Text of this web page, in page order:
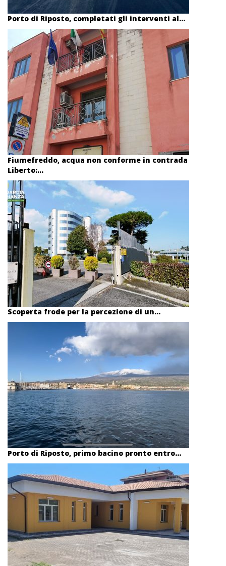
Porto di Riposto, completati gli interventi al...
Fiumefreddo, acqua non conforme in contrada
Liberto:...
Scoperta frode per la percezione di un...
Porto di Riposto, primo bacino pronto entro...